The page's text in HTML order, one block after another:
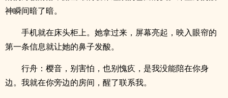
神瞬间暗了暗。
手机就在床头柜上。她拿过来，屏幕亮起，映入眼帘的
第一条信息就让她的鼻子发酸。
行舟：樱音，别害怕，也别愧疚，是我没能陪在你身
边。我就在你旁边的房间，醒了联系我。